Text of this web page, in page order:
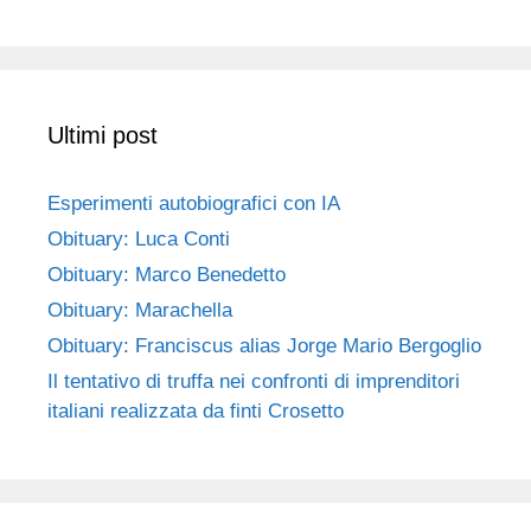
Ultimi post
Esperimenti autobiografici con IA
Obituary: Luca Conti
Obituary: Marco Benedetto
Obituary: Marachella
Obituary: Franciscus alias Jorge Mario Bergoglio
Il tentativo di truffa nei confronti di imprenditori
italiani realizzata da finti Crosetto